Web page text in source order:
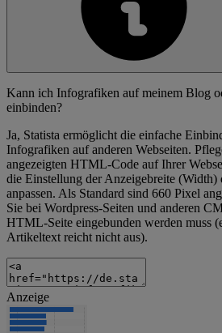
Kann ich Infografiken auf meinem Blog
einbinden?
Ja, Statista ermöglicht die einfache
Infografiken auf anderen Webseiten.
angezeigten HTML-Code auf Ihrer
die Einstellung der Anzeigebreite (Width)
anpassen. Als Standard sind 660 Pixel
Sie bei Wordpress-Seiten und anderen
HTML-Seite eingebunden werden muss
Artikeltext reicht nicht aus).
Anzeige